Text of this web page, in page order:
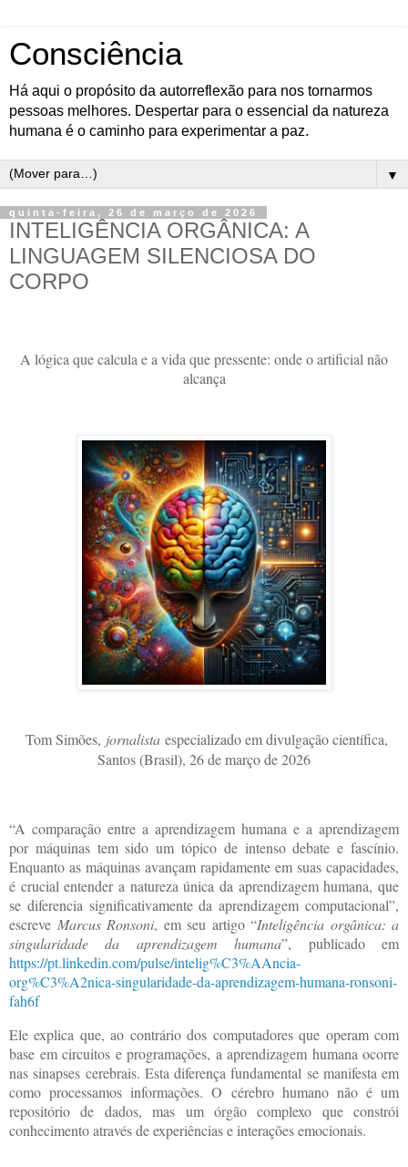
Consciência
Há aqui o propósito da autorreflexão para nos tornarmos
pessoas melhores. Despertar para o essencial da natureza
humana é o caminho para experimentar a paz.
▼
quinta-feira, 26 de março de 2026
INTELIGÊNCIA ORGÂNICA: A
LINGUAGEM SILENCIOSA DO
CORPO
A lógica que calcula e a vida que pressente: onde o artificial não
alcança
Tom Simões, jornalista especializado em divulgação científica,
Santos (Brasil), 26 de março de 2026
“A comparação entre a aprendizagem humana e a aprendizagem
por máquinas tem sido um tópico de intenso debate e fascínio.
Enquanto as máquinas avançam rapidamente em suas capacidades,
é crucial entender a natureza única da aprendizagem humana, que
se diferencia significativamente da aprendizagem computacional”,
escreve Marcus Ronsoni, em seu artigo “Inteligência orgânica: a
singularidade da aprendizagem humana”, publicado em
https://pt.linkedin.com/pulse/intelig%C3%AAncia-
org%C3%A2nica-singularidade-da-aprendizagem-humana-ronsoni-
fah6f
Ele explica que, ao contrário dos computadores que operam com
base em circuitos e programações, a aprendizagem humana ocorre
nas sinapses cerebrais. Esta diferença fundamental se manifesta em
como processamos informações. O cérebro humano não é um
repositório de dados, mas um órgão complexo que constrói
conhecimento através de experiências e interações emocionais.